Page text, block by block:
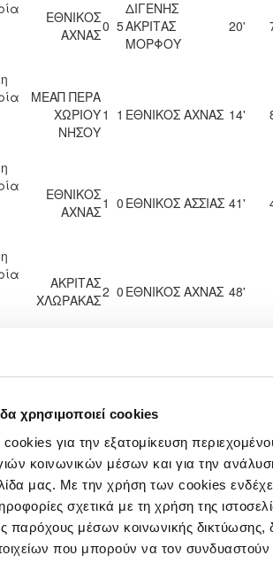
χρησιμοποιεί cookies
για την εξατομίκευση
κοινωνικών μέσων και για την
μας. Με την χρήση των cookies
σχετικά με τη χρήση της
παρόχους μέσων κοινωνικής δικτύωσης,
που μπορούν να τον
ΕΘΝΙΚΟΣ
ΑΧΝΑΣ0 5
ΔΙΓΕΝΗΣ
ΑΚΡΙΤΑΣ
ΜΟΡΦΟΥ
20'
ΜΕΑΠ ΠΕΡΑ
ΧΩΡΙΟΥ
ΝΗΣΟΥ
1 1 ΕΘΝΙΚΟΣ ΑΧΝΑΣ 14'
ΕΘΝΙΚΟΣ
ΑΧΝΑΣ1 0 ΕΘΝΙΚΟΣ ΑΣΣΙΑΣ 41'
ΑΚΡΙΤΑΣ
ΧΛΩΡΑΚΑΣ2 0 ΕΘΝΙΚΟΣ ΑΧΝΑΣ 48'
0 3 28'
ΠΑΕΕΚ
ΚΕΡΥΝΕΙΑΣ
4 0ΕΘΝΙΚΟΣ ΑΧΝΑΣ 47'
ΕΘΝΙΚΟΣ1 1 ΧΑΛΚΑΝΟΡΑΣ
13'